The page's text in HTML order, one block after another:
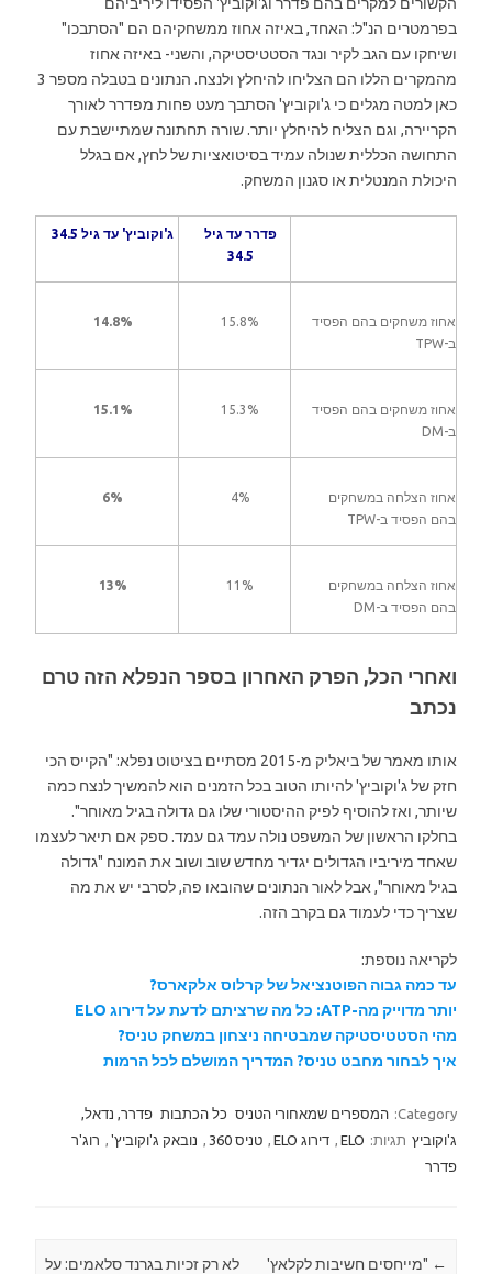
הקשורים למקרים בהם פדרר וג'וקוביץ' הפסידו ליריביהם
בפרמטרים הנ"ל: האחד, באיזה אחוז ממשחקיהם הם "הסתבכו"
ושיחקו עם הגב לקיר ונגד הסטטיסטיקה, והשני- באיזה אחוז
מהמקרים הללו הם הצליחו להיחלץ ולנצח. הנתונים בטבלה מספר 3
כאן למטה מגלים כי ג'וקוביץ' הסתבך מעט פחות מפדרר לאורך
הקריירה, וגם הצליח להיחלץ יותר. שורה תחתונה שמתיישבת עם
התחושה הכללית שנולה עמיד בסיטואציות של לחץ, אם בגלל
היכולת המנטלית או סגנון המשחק.
פדרר עד גיל
34.5
ג'וקוביץ' עד גיל 34.5
אחוז משחקים בהם הפסיד
ב-TPW
15.8%
14.8%
אחוז משחקים בהם הפסיד
ב-DM
15.3%
15.1%
אחוז הצלחה במשחקים
בהם הפסיד ב-TPW
4%
6%
אחוז הצלחה במשחקים
בהם הפסיד ב-DM
11%
13%
ואחרי הכל, הפרק האחרון בספר הנפלא הזה טרם
נכתב
אותו מאמר של ביאליק מ-2015 מסתיים בציטוט נפלא: "הקייס הכי
חזק של ג'וקוביץ' להיותו הטוב בכל הזמנים הוא להמשיך לנצח כמה
שיותר, ואז להוסיף לפיק ההיסטורי שלו גם גדולה בגיל מאוחר".
בחלקו הראשון של המשפט נולה עמד גם עמד. ספק אם תיאר לעצמו
שאחד מיריביו הגדולים יגדיר מחדש שוב ושוב את המונח "גדולה
בגיל מאוחר", אבל לאור הנתונים שהובאו פה, לסרבי יש את מה
שצריך כדי לעמוד גם בקרב הזה.
לקריאה נוספת:
עד כמה גבוה הפוטנציאל של קרלוס אלקארס?
יותר מדוייק מה-ATP: כל מה שרציתם לדעת על דירוג ELO
מהי הסטטיסטיקה שמבטיחה ניצחון במשחק טניס?
איך לבחור מחבט טניס? המדריך המושלם לכל הרמות
Category: המספרים שמאחורי הטניס כל הכתבות פדרר, נדאל,
ג'וקוביץ תגיות: ELO
, דירוג ELO , טניס 360 , נובאק ג'וקוביץ' , רוג'ר
פדרר
Post navigation
← "מייחסים חשיבות לקלאץ'
לא רק זכיות בגרנד סלאמים: על